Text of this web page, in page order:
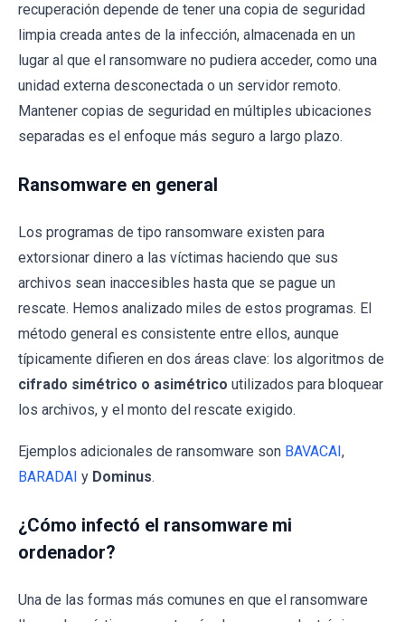
recuperación depende de tener una copia de seguridad
limpia creada antes de la infección, almacenada en un
lugar al que el ransomware no pudiera acceder, como una
unidad externa desconectada o un servidor remoto.
Mantener copias de seguridad en múltiples ubicaciones
separadas es el enfoque más seguro a largo plazo.
Ransomware en general
Los programas de tipo ransomware existen para
extorsionar dinero a las víctimas haciendo que sus
archivos sean inaccesibles hasta que se pague un
rescate. Hemos analizado miles de estos programas. El
método general es consistente entre ellos, aunque
típicamente difieren en dos áreas clave: los algoritmos de
cifrado simétrico o asimétrico utilizados para bloquear
los archivos, y el monto del rescate exigido.
Ejemplos adicionales de ransomware son BAVACAI,
BARADAI y Dominus.
¿Cómo infectó el ransomware mi
ordenador?
Una de las formas más comunes en que el ransomware